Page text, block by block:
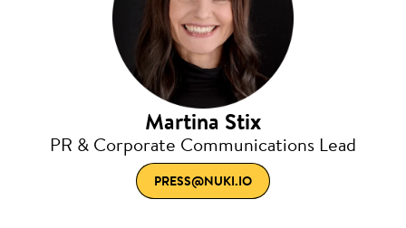
Martina Stix
PR & Corporate Communications Lead
PRESS@NUKI.IO